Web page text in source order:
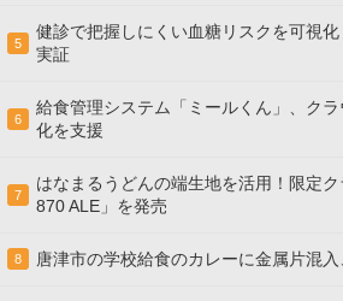
5
健診で把握しにくい血糖リスクを可視
実証
6
給食管理システム「ミールくん」、ク
化を支援
7
はなまるうどんの端生地を活用！限定
870 ALE」を発売
8 唐津市の学校給食のカレーに金属片混